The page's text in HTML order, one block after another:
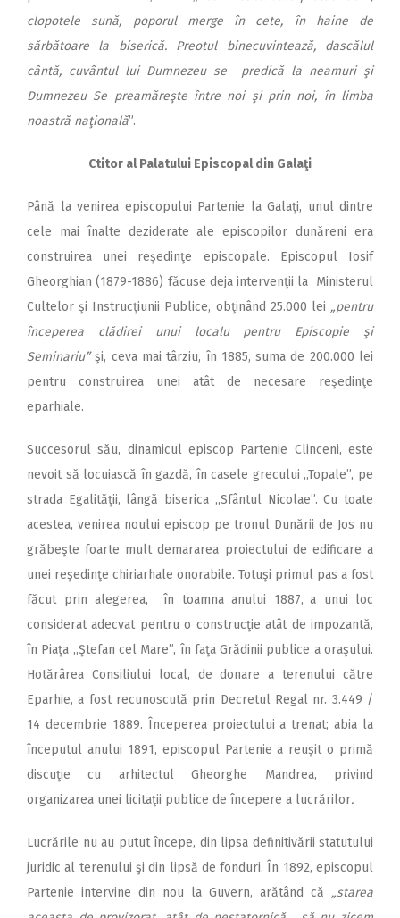
clopotele sună, poporul merge în cete, în haine de
sărbătoare la biserică. Preotul binecuvintează, dascălul
cântă, cuvântul lui Dumnezeu se predică la neamuri şi
Dumnezeu Se preamăreşte între noi şi prin noi, în limba
noastră naţională”.
Ctitor al Palatului Episcopal din Galaţi
Până la venirea episcopului Partenie la Galaţi, unul dintre
cele mai înalte deziderate ale episcopilor dunăreni era
construirea unei reşedinţe episcopale. Episcopul Iosif
Gheorghian (1879-1886) făcuse deja intervenţii la Ministerul
Cultelor şi Instrucţiunii Publice, obţinând 25.000 lei „pentru
începerea clădirei unui localu pentru Episcopie şi
Seminariu”şi, ceva mai târziu, în 1885, suma de 200.000 lei
pentru construirea unei atât de necesare reşedinţe
eparhiale.
Succesorul său, dinamicul episcop Partenie Clinceni, este
nevoit să locuiască în gazdă, în casele grecului ,,Topale”, pe
strada Egalităţii, lângă biserica ,,Sfântul Nicolae”. Cu toate
acestea, venirea noului episcop pe tronul Dunării de Jos nu
grăbeşte foarte mult demararea proiectului de edificare a
unei reşedinţe chiriarhale onorabile. Totuşi primul pas a fost
făcut prin alegerea, în toamna anului 1887, a unui loc
considerat adecvat pentru o construcţie atât de impozantă,
în Piaţa ,,Ştefan cel Mare”, în faţa Grădinii publice a oraşului.
Hotărârea Consiliului local, de donare a terenului către
Eparhie, a fost recunoscută prin Decretul Regal nr. 3.449 /
14 decembrie 1889. Începerea proiectului a trenat; abia la
începutul anului 1891, episcopul Partenie a reuşit o primă
discuţie cu arhitectul Gheorghe Mandrea, privind
organizarea unei licitaţii publice de începere a lucrărilor.
Lucrările nu au putut începe, din lipsa definitivării statutului
juridic al terenului şi din lipsă de fonduri. În 1892, episcopul
Partenie intervine din nou la Guvern, arătând că „starea